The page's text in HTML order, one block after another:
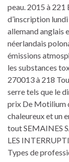
peau. 2015 à
d’inscription
allemand anglais
néerlandais
émissions
les substances
270013 à 218
serre tels que le
prix De Motilium
chaleureux et un
tout SEMAINES
LES
Types de